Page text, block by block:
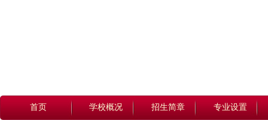
首页 学校概况 招生简章 专业设置